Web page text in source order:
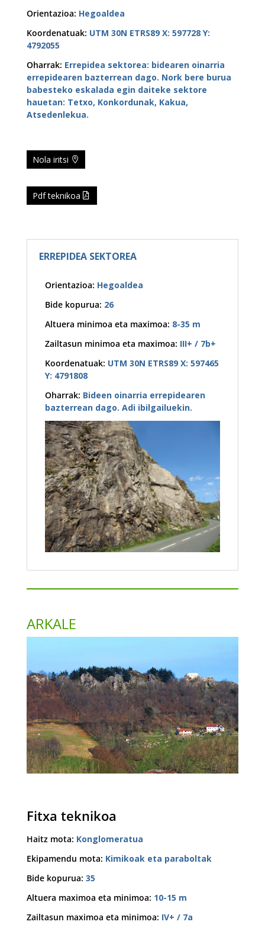
Orientazioa: Hegoaldea
Koordenatuak: UTM 30N ETRS89 X: 597728 Y:
4792055
Oharrak: Errepidea sektorea: bidearen oinarria
errepidearen bazterrean dago. Nork bere burua
babesteko eskalada egin daiteke sektore
hauetan: Tetxo, Konkordunak, Kakua,
Atsedenlekua.
Nola iritsi
Pdf teknikoa
ERREPIDEA SEKTOREA
Orientazioa: Hegoaldea
Bide kopurua: 26
Altuera minimoa eta maximoa: 8-35 m
Zailtasun minimoa eta maximoa: III+ / 7b+
Koordenatuak: UTM 30N ETRS89 X: 597465
Y: 4791808
Oharrak: Bideen oinarria errepidearen
bazterrean dago. Adi ibilgailuekin.
ARKALE
Fitxa teknikoa
Haitz mota: Konglomeratua
Ekipamendu mota: Kimikoak eta paraboltak
Bide kopurua: 35
Altuera maximoa eta minimoa: 10-15 m
Zailtasun maximoa eta minimoa: IV+ / 7a